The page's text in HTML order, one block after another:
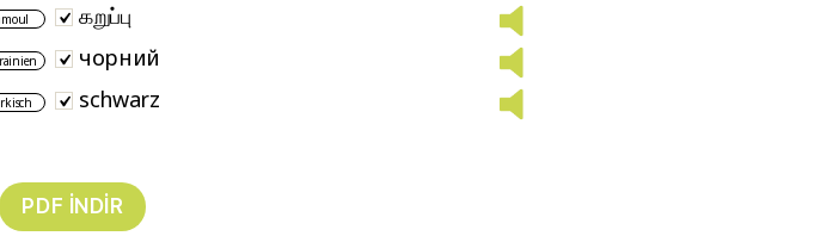
கறுப்பு
чорний
schwarz